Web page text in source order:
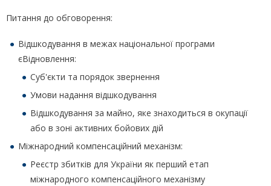
Питання до обговорення:
Відшкодування в межах національної програми
єВідновлення:
Суб'єкти та порядок звернення
Умови надання відшкодування
Відшкодування за майно, яке знаходиться в окупації
або в зоні активних бойових дій
Міжнародний компенсаційний механізм:
Реєстр збитків для України як перший етап
міжнародного компенсаційного механізму